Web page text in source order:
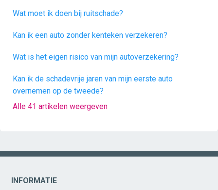
Wat moet ik doen bij ruitschade?
Kan ik een auto zonder kenteken verzekeren?
Wat is het eigen risico van mijn autoverzekering?
Kan ik de schadevrije jaren van mijn eerste auto
overnemen op de tweede?
Alle 41 artikelen weergeven
INFORMATIE